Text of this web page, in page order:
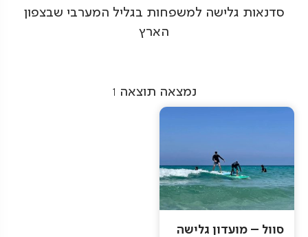
סדנאות גלישה למשפחות בגליל המערבי שבצפון
הארץ
נמצאה תוצאה 1
סוול – מועדון גלישה